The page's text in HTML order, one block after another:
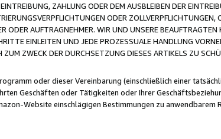
ZAHLUNG ODER DEM AUSBLEIBEN DER
ODER ZOLLVERPFLICHTUNGEN,
ODER AUFTRAGNEHMER. WIR UND UNSERE BEAUFTRAGTEN
EINLEITEN UND JEDE PROZESSUALE HANDLUNG
ZWECK DER DURCHSETZUNG DIESES ARTIKELS ZU
oder dieser Vereinbarung (einschließlich einer
Geschäften oder Tätigkeiten oder Ihrer
Website einschlägigen Bestimmungen zu anwendbarem